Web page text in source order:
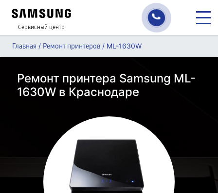
Сервисный центр
Главная / Ремонт принтеров / ML-1630W
Ремонт принтера Samsung ML-
1630W в Краснодаре